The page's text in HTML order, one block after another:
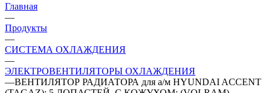
Главная
—
Продукты
—
СИСТЕМА ОХЛАЖДЕНИЯ
—
ЭЛЕКТРОВЕНТИЛЯТОРЫ ОХЛАЖДЕНИЯ
—ВЕНТИЛЯТОР РАДИАТОРА для а/м HYUNDAI ACCENT